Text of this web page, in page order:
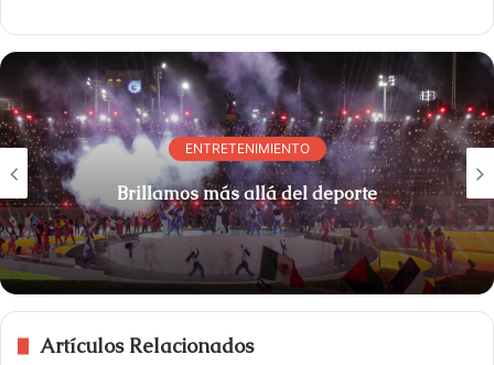
ENTRETENIMIENTO
Brillamos más allá del deporte
Artículos Relacionados